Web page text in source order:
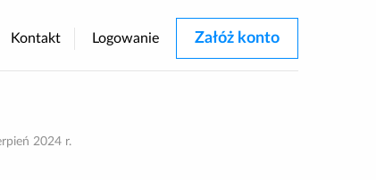
Kontakt Logowanie Załóż konto
2024 r.